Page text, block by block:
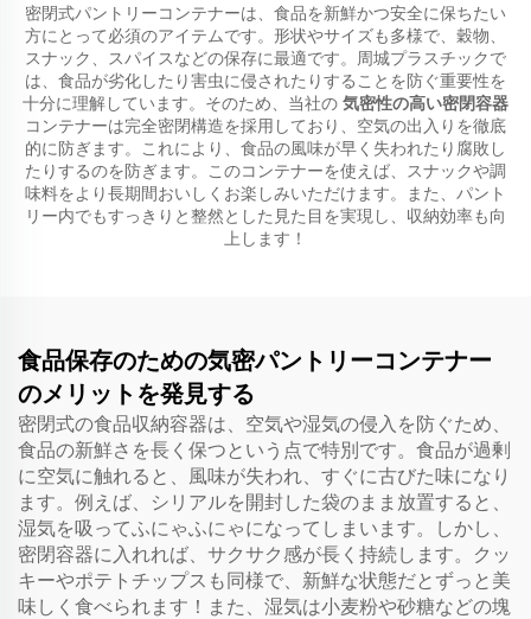
密閉式パントリーコンテナーは、食品を新鮮かつ安全に保ちたい
方にとって必須のアイテムです。形状やサイズも多様で、穀物、
スナック、スパイスなどの保存に最適です。周城プラスチックで
は、食品が劣化したり害虫に侵されたりすることを防ぐ重要性を
十分に理解しています。そのため、当社の 気密性の高い密閉容器
コンテナーは完全密閉構造を採用しており、空気の出入りを徹底
的に防ぎます。これにより、食品の風味が早く失われたり腐敗し
たりするのを防ぎます。このコンテナーを使えば、スナックや調
味料をより長期間おいしくお楽しみいただけます。また、パント
リー内でもすっきりと整然とした見た目を実現し、収納効率も向
上します！
食品保存のための気密パントリーコンテナー
のメリットを発見する
密閉式の食品収納容器は、空気や湿気の侵入を防ぐため、
食品の新鮮さを長く保つという点で特別です。食品が過剰
に空気に触れると、風味が失われ、すぐに古びた味になり
ます。例えば、シリアルを開封した袋のまま放置すると、
湿気を吸ってふにゃふにゃになってしまいます。しかし、
密閉容器に入れれば、サクサク感が長く持続します。クッ
キーやポテトチップスも同様で、新鮮な状態だとずっと美
味しく食べられます！また、湿気は小麦粉や砂糖などの塊